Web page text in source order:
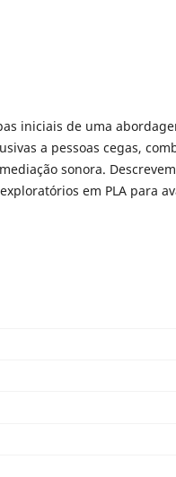
iniciais de uma
a pessoas cegas,
sonora.
em PLA para